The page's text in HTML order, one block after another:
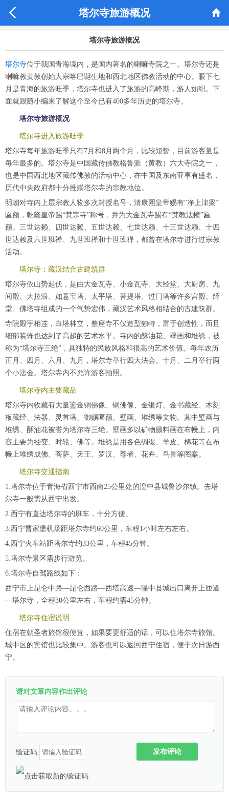
 塔尔寺旅游概况 
塔尔寺旅游概况
塔尔寺位于我国青海境内，是国内著名的喇嘛寺院之一。塔尔寺还是
喇嘛教黄教创始人宗喀巴诞生地和西北地区佛教活动的中心。眼下七
月是青海的旅游旺季，塔尔寺也进入了旅游的高峰期，游人如织。下
面就跟随小编来了解这个至今已有400多年历史的塔尔寺。
塔尔寺旅游概况
塔尔寺进入旅游旺季
塔尔寺每年旅游旺季只有7月和8月两个月，比较短暂，目前游客量是
每年最多的。塔尔寺是中国藏传佛教格鲁派（黄教）六大寺院之一，
也是中国西北地区藏传佛教的活动中心，在中国及东南亚享有盛名，
历代中央政府都十分推崇塔尔寺的宗教地位。
明朝对寺内上层宗教人物多次封授名号，清康熙皇帝赐有“净上津梁”
匾额，乾隆皇帝赐“梵宗寺”称号，并为大金瓦寺赐有“梵教法幢”匾
额。三世达赖、四世达赖、五世达赖、七世达赖、十三世达赖、十四
世达赖及六世班禅、九世班禅和十世班禅，都曾在塔尔寺进行过宗教
活动。
塔尔寺：藏汉结合古建筑群
塔尔寺依山势起伏，是由大金瓦寺、小金瓦寺、大经堂、大厨房、九
间殿、大拉浪、如意宝塔、太平塔、菩提塔、过门塔等许多宫殿、经
堂、佛塔寺组成的一个气势宏伟，藏汉艺术风格相结合的古建筑群。
寺院殿宇相连，白塔林立，整座寺不仅造型独特，富于创造性，而且
细部装饰也达到了高超的艺术水平。寺内的酥油花、壁画和堆绣，被
称为“塔尔寺三绝”，具独特的民族风格和很高的艺术价值。每年农历
正月、四月、六月、九月，塔尔寺举行四大法会。十月、二月举行两
个小法会。塔尔寺内不允许游客拍照。
塔尔寺内主要藏品
塔尔寺内收藏有大量鎏金铜佛像、铜佛像、金银灯、金书藏经、木刻
板藏经、法器、灵首塔、御赐匾额、壁画、堆绣等文物。其中壁画与
堆绣、酥油花被誉为塔尔寺三绝。壁画多以矿物颜料画在布幔上，内
容主要为经变、时轮、佛等。堆绣是用各色绸缎、羊皮、棉花等在布
幔上堆绣成佛、菩萨、天王、罗汉、尊者、花卉、鸟兽等图案。
塔尔寺交通指南
1.塔尔寺位于青海省西宁市西南25公里处的湟中县城鲁沙尔镇。去塔
尔寺一般需从西宁出发。
2.西宁有直达塔尔寺的班车，十分方便。
3.西宁曹家堡机场距塔尔寺约60公里，车程1小时左右左右。
4.西宁火车站距塔尔寺约33公里，车程45分钟。
5.塔尔寺景区需步行游览。
6.塔尔寺自驾路线如下：
西宁市上昆仑中路—昆仑西路—西塔高速—湟中县城出口离开上匝道
—塔尔寺，全程30公里左右，车程约需45分钟。
塔尔寺住宿说明
住宿在朝圣者旅馆很便宜，如果要更舒适的话，可以住塔尔寺旅馆。
城中区的宾馆也比较集中。游客也可以返回西宁住宿，便于次日游西
宁。
请对文章内容作出评论
验证码: 发布评论